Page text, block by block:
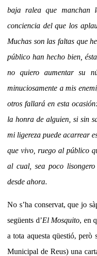
baja ralea que manchan
conciencia del que los
Muchas son las faltas que
público han hecho bien,
no quiero aumentar su
minuciosamente a mis
otros fallará en esta
la honra de alguien, si sin
mi ligereza puede acarrear
que vivo, ruego al público
al cual, sea poco
desde ahora.
No s’ha conservat, que jo
següents d’El Mosquito, en
a tota aquesta qüestió,
Municipal de Reus) una